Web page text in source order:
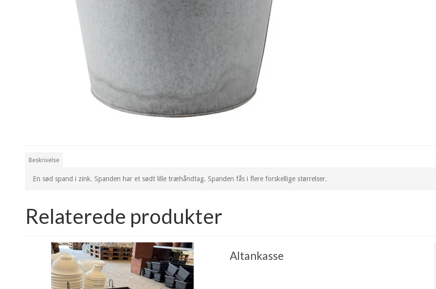
Beskrivelse
En sød spand i zink. Spanden har et sødt lille træhåndtag. Spanden fås i flere forskellige størrelser.
Relaterede produkter
Altankasse